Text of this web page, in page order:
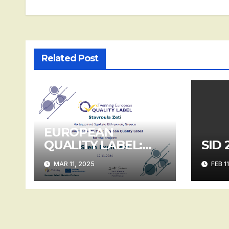
Related Post
EUROPEAN
QUALITY LABEL:
Stem explorers
MAR 11, 2025
SID
FEB